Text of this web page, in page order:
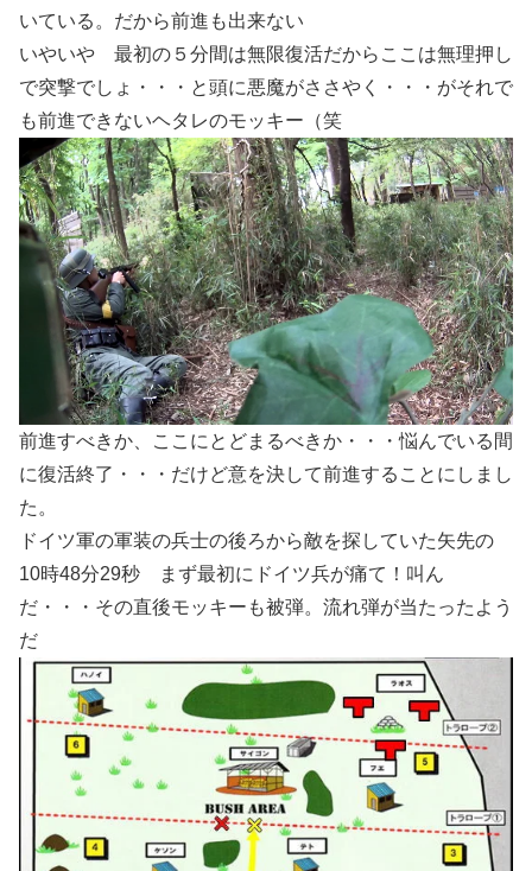
いている。だから前進も出来ない
いやいや 最初の５分間は無限復活だからここは無理押し
で突撃でしょ・・・と頭に悪魔がささやく・・・がそれで
も前進できないヘタレのモッキー（笑
前進すべきか、ここにとどまるべきか・・・悩んでいる間
に復活終了・・・だけど意を決して前進することにしまし
た。
ドイツ軍の軍装の兵士の後ろから敵を探していた矢先の
10時48分29秒 まず最初にドイツ兵が痛て！叫ん
だ・・・その直後モッキーも被弾。流れ弾が当たったよう
だ